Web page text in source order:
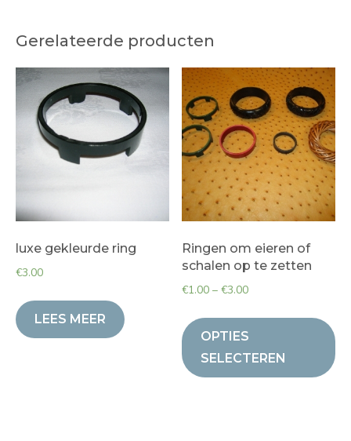
Gerelateerde producten
luxe gekleurde ring
€3.00
LEES MEER
Ringen om eieren of
schalen op te zetten
€1.00 –€3.00
OPTIES
SELECTEREN